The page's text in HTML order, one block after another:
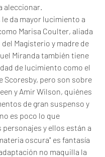
aleccionar.
da mayor lucimiento a
Marisa Coulter, aliada
Magisterio y madre de
Miranda también tiene
de lucimiento como el
Scoresby, pero son sobre
y Amir Wilson, quiénes
de gran suspenso y
es poco lo que
y ellos están a
oscura" es fantasía
no maquilla la